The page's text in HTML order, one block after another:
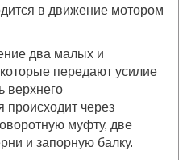
в движение мотором
два малых и
передают усилие
верхнего
происходит через
муфту, две
и запорную балку.